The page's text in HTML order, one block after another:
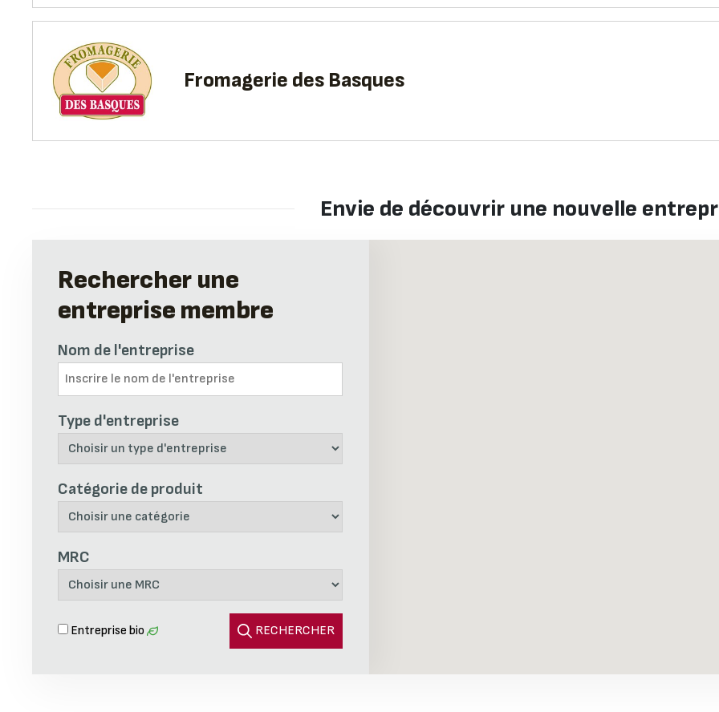
Fromagerie des Basques
Envie de découvrir une nouvelle
Rechercher une
entreprise membre
Nom de l'entreprise
Type d'entreprise
Catégorie de produit
MRC
Entreprise bio RECHERCHER
{member_mrc}
{member_sectors}
{member_phone}
{member_website}
EN SAVOIR PLUS